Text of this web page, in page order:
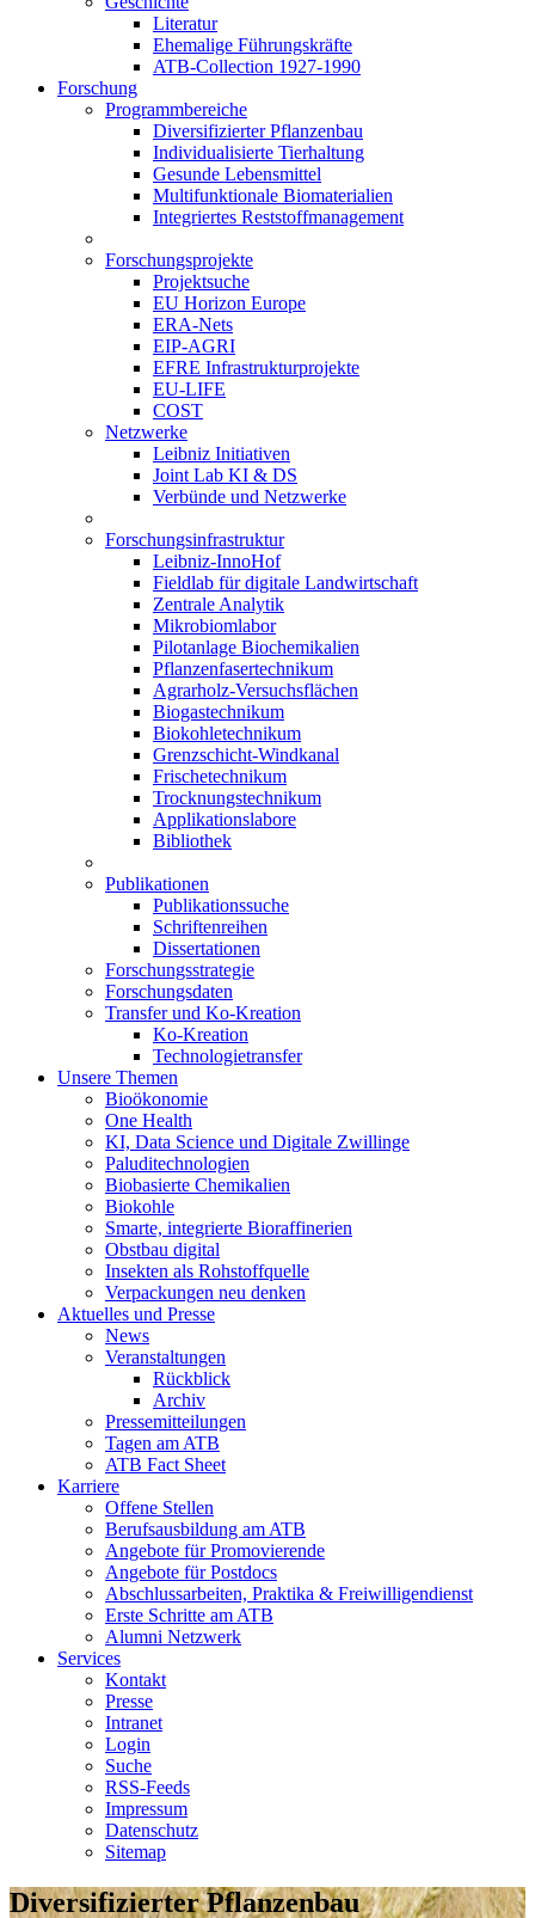
Literatur
Ehemalige Führungskräfte
ATB-Collection 1927-1990
Forschung
Programmbereiche
Diversifizierter Pflanzenbau
Individualisierte Tierhaltung
Gesunde Lebensmittel
Multifunktionale Biomaterialien
Integriertes Reststoffmanagement
Forschungsprojekte
Projektsuche
EU Horizon Europe
ERA-Nets
EIP-AGRI
EFRE Infrastrukturprojekte
EU-LIFE
COST
Netzwerke
Leibniz Initiativen
Joint Lab KI & DS
Verbünde und Netzwerke
Forschungsinfrastruktur
Leibniz-InnoHof
Fieldlab für digitale Landwirtschaft
Zentrale Analytik
Mikrobiomlabor
Pilotanlage Biochemikalien
Pflanzenfasertechnikum
Agrarholz-Versuchsflächen
Biogastechnikum
Biokohletechnikum
Grenzschicht-Windkanal
Frischetechnikum
Trocknungstechnikum
Applikationslabore
Bibliothek
Publikationen
Publikationssuche
Schriftenreihen
Dissertationen
Forschungsstrategie
Forschungsdaten
Transfer und Ko-Kreation
Ko-Kreation
Technologietransfer
Unsere Themen
Bioökonomie
One Health
KI, Data Science und Digitale Zwillinge
Paluditechnologien
Biobasierte Chemikalien
Biokohle
Smarte, integrierte Bioraffinerien
Obstbau digital
Insekten als Rohstoffquelle
Verpackungen neu denken
Aktuelles und Presse
News
Veranstaltungen
Rückblick
Archiv
Pressemitteilungen
Tagen am ATB
ATB Fact Sheet
Karriere
Offene Stellen
Berufsausbildung am ATB
Angebote für Promovierende
Angebote für Postdocs
Abschlussarbeiten, Praktika & Freiwilligendienst
Erste Schritte am ATB
Alumni Netzwerk
Services
Kontakt
Presse
Intranet
Login
Suche
RSS-Feeds
Impressum
Datenschutz
Sitemap
Diversifizierter Pflanzenbau